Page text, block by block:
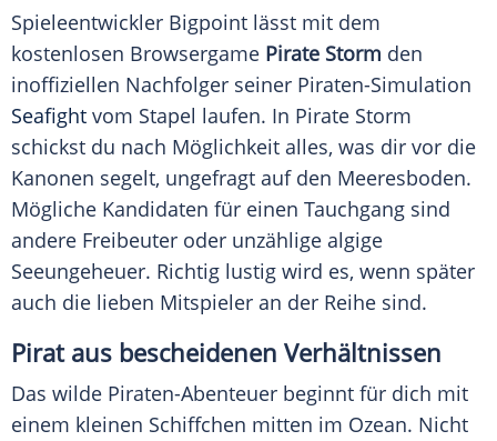
Spieleentwickler Bigpoint lässt mit dem
kostenlosen Browsergame Pirate Storm den
inoffiziellen Nachfolger seiner Piraten-Simulation
Seafight vom Stapel laufen. In Pirate Storm
schickst du nach Möglichkeit alles, was dir vor die
Kanonen segelt, ungefragt auf den Meeresboden.
Mögliche Kandidaten für einen Tauchgang sind
andere Freibeuter oder unzählige algige
Seeungeheuer. Richtig lustig wird es, wenn später
auch die lieben Mitspieler an der Reihe sind.
Pirat aus bescheidenen Verhältnissen
Das wilde Piraten-Abenteuer beginnt für dich mit
einem kleinen Schiffchen mitten im Ozean. Nicht